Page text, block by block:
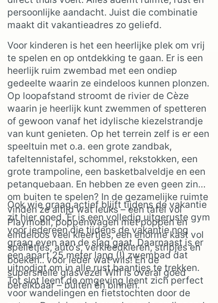
persoonlijke aandacht. Juist die combinatie
maakt dit vakantieadres zo geliefd.
Voor kinderen is het een heerlijke plek om vrij
te spelen en op ontdekking te gaan. Er is een
heerlijk ruim zwembad met een ondiep
gedeelte waarin ze eindeloos kunnen plonzen.
Op loopafstand stroomt de rivier de Cèze
waarin je heerlijk kunt zwemmen of spetteren
of gewoon vanaf het idylische kiezelstrandje
van kunt genieten. Op het terrein zelf is er een
speeltuin met o.a. een grote zandbak,
tafeltennistafel, schommel, rekstokken, een
grote trampoline, een basketbalveldje en een
petanquebaan. En hebben ze even geen zin
om buiten te spelen? In de gezamelijke ruimte
vinden ze altijd wat leuks – een tafel vol
Playmobil, poppenwagen met poppen en
eindeloos veel kleertjes, een enorme kast vol
spelletjes, auto’s, verkleedkleren, stripjes en
boeken.. voor ieder wat wils! En de
supersnelle glasvezel Wifi is overal goed
bereikbaar – buiten èn binnen.
Ook wie graag actief blijft tijdens de vakantie
zit hier goed. Er is een volledig uitgeruste gym
voor iedereen die tijdens de vakantie nog
graag even aan de slag gaat. Daarnaast is er
een apart 25 meter lang (!) zwembad dat
uitnodigt om in alle rust baantjes te trekken.
Tot slot leent de omgeving leent zich perfect
voor wandelingen en fietstochten door de